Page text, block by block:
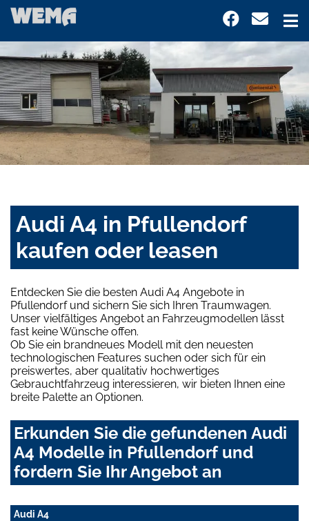
Audi A4 in Pfullendorf
kaufen oder leasen
Entdecken Sie die besten Audi A4 Angebote in
Pfullendorf und sichern Sie sich Ihren Traumwagen.
Unser vielfältiges Angebot an Fahrzeugmodellen lässt
fast keine Wünsche offen.
Ob Sie ein brandneues Modell mit den neuesten
technologischen Features suchen oder sich für ein
preiswertes, aber qualitativ hochwertiges
Gebrauchtfahrzeug interessieren, wir bieten Ihnen eine
breite Palette an Optionen.
Erkunden Sie die gefundenen Audi
A4 Modelle in Pfullendorf und
fordern Sie Ihr Angebot an
Audi A4